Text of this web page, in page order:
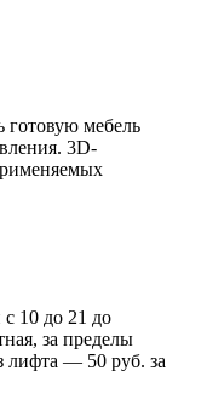
готовую мебель
3D-
с 10 до 21 до
за пределы
— 50 руб. за